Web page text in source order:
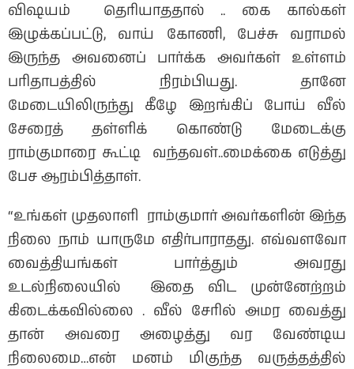
விஷயம் தெரியாததால் .. கை கால்கள்
இழுக்கப்பட்டு, வாய் கோணி, பேச்சு வராமல்
இருந்த அவனைப் பார்க்க அவர்கள் உள்ளம்
பரிதாபத்தில் நிரம்பியது. தானே
மேடையிலிருந்து கீழே இறங்கிப் போய் வீல்
சேரைத் தள்ளிக் கொண்டு மேடைக்கு
ராம்குமாரை கூட்டி வந்தவள்..மைக்கை எடுத்து
பேச ஆரம்பித்தாள்.
“உங்கள் முதலாளி ராம்குமார் அவர்களின் இந்த
நிலை நாம் யாருமே எதிர்பாராதது. எவ்வளவோ
வைத்தியங்கள் பார்த்தும் அவரது
உடல்நிலையில் இதை விட முன்னேற்றம்
கிடைக்கவில்லை . வீல் சேரில் அமர வைத்து
தான் அவரை அழைத்து வர வேண்டிய
நிலைமை…என் மனம் மிகுந்த வருத்தத்தில்